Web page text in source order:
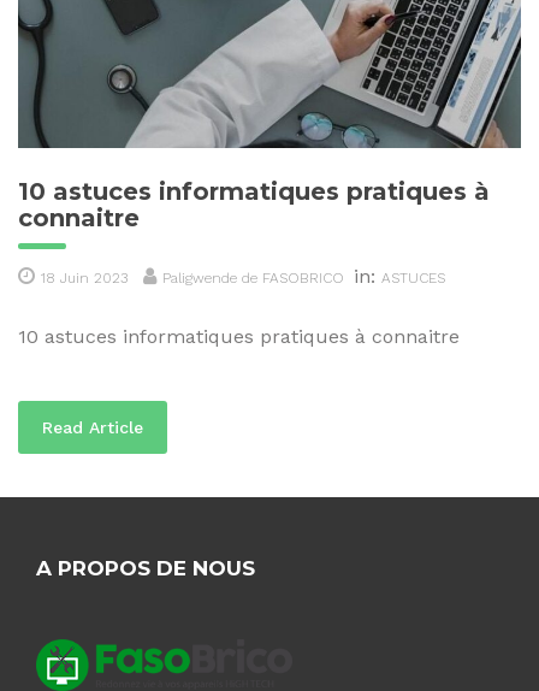
10 astuces informatiques pratiques à
connaitre
18 Juin 2023 Paligwende de FASOBRICO in: ASTUCES
10 astuces informatiques pratiques à connaitre
Read Article
A PROPOS DE NOUS